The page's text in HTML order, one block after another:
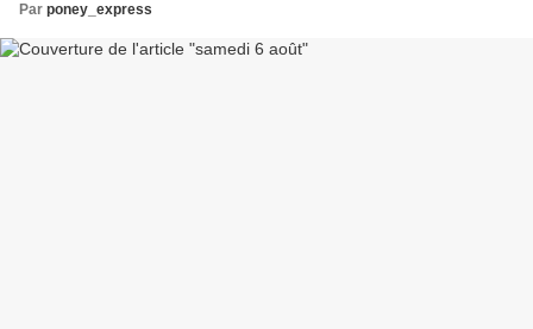
Par poney_express